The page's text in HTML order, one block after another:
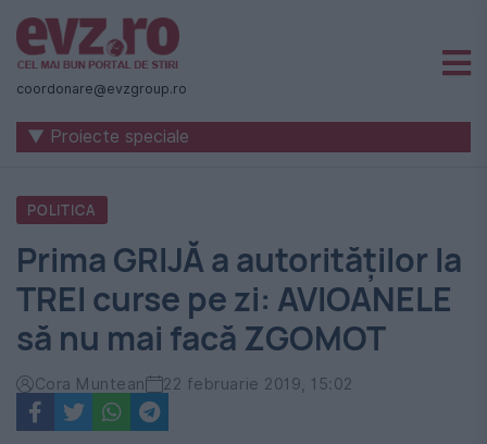
Știri
naționale
internaționale
România
-
Evenimentul
Zilei
coordonare@evzgroup.ro
▼ Proiecte speciale
POLITICA
Prima GRIJĂ a autorităților la
TREI curse pe zi: AVIOANELE
să nu mai facă ZGOMOT
Cora Muntean 22 februarie 2019, 15:02